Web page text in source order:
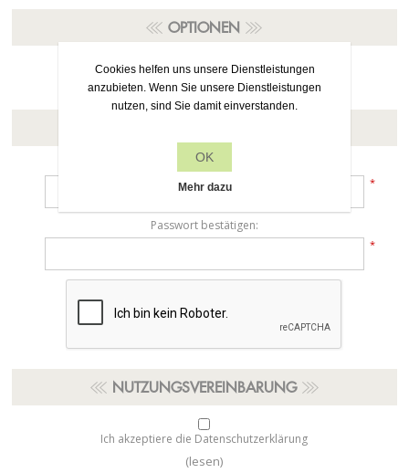
OPTIONEN
Newsletter:
Passwort:
*
Passwort bestätigen:
*
NUTZUNGSVEREINBARUNG
Ich akzeptiere die Datenschutzerklärung
(lesen)
Cookies helfen uns unsere Dienstleistungen
anzubieten. Wenn Sie unsere Dienstleistungen
nutzen, sind Sie damit einverstanden.
OK
Mehr dazu